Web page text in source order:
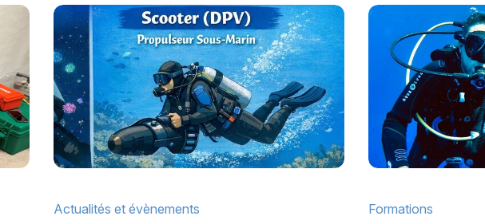
Actualités et évènements Formations